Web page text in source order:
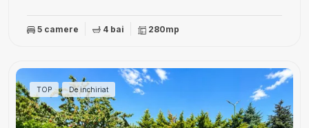
5 camere 4 bai 280mp
TOP De inchiriat